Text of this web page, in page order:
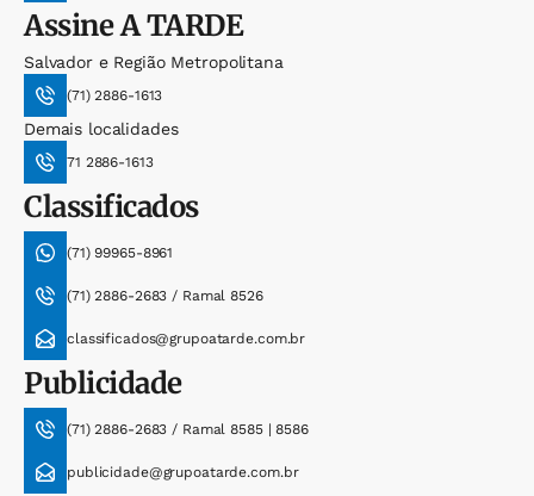
AssineA TARDE
Salvador e Região Metropolitana
(71) 2886-1613
Demais localidades
71 2886-1613
Classificados
(71) 99965-8961
(71) 2886-2683 / Ramal 8526
classificados@grupoatarde.com.br
Publicidade
(71) 2886-2683 / Ramal 8585 | 8586
publicidade@grupoatarde.com.br